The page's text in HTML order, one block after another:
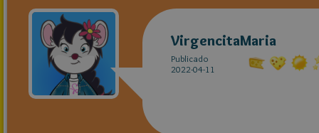
VirgencitaMaria
Publicado
2022-04-11